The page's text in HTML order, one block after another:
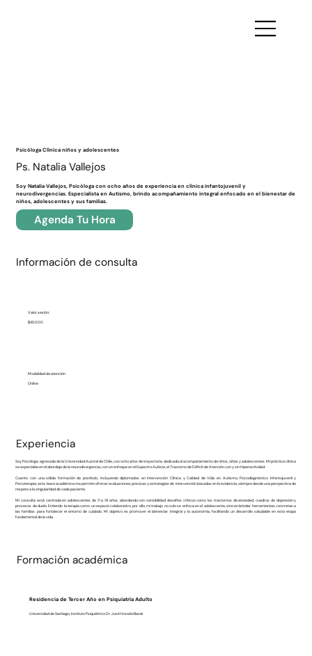
Psicóloga Clínica niños y adolescentes
Ps. Natalia Vallejos
Soy Natalia Vallejos, Psicóloga con ocho años de experiencia en clínica infantojuvenil y
neurodivergencias. Especialista en Autismo, brindo acompañamiento integral enfocado en el bienestar de
niños, adolescentes y sus familias.
Agenda Tu Hora
Información de consulta
Valor sesión:
$45.000
Modalidad de atención
Online
Experiencia
Soy Psicóloga egresada de la Universidad Austral de Chile, con ocho años de trayectoria dedicada al acompañamiento de niños, niñas y adolescentes. Mi práctica clínica
se especializa en el abordaje de la neurodivergencia, con un enfoque en el Espectro Autista, el Trastorno de Déficit de Atención con y sin Hiperactividad.
Cuento con una sólida formación de postítulo, incluyendo diplomados en Intervención Clínica y Calidad de Vida en Autismo, Psicodiagnóstico Infantojuvenil y
Psicoterapia, esta base académica me permite ofrecer evaluaciones precisas y estrategias de intervención basadas en la evidencia, siempre desde una perspectiva de
respeto a la singularidad de cada paciente.
Mi consulta está centrada en adolescentes de 11 a 18 años, abordando con sensibilidad desafíos críticos como los trastornos de ansiedad, cuadros de depresión y
procesos de duelo. Entiendo la terapia como un espacio colaborativo, por ello, mi trabajo no solo se enfoca en el adolescente, sino en brindar herramientas concretas a
las familias para fortalecer el entorno de cuidado. Mi objetivo es promover el bienestar integral y la autonomía, facilitando un desarrollo saludable en esta etapa
fundamental de la vida.
Formación académica
Residencia de Tercer Año en Psiquiatría Adulto
Universidad de Santiago, Instituto Psiquiátrico Dr. José Horwitz Barak